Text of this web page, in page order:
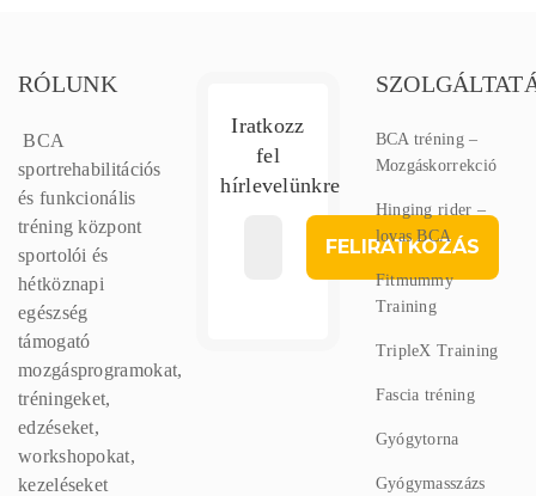
RÓLUNK
BCA
sportrehabilitációs
és funkcionális
tréning központ
sportolói és
hétköznapi
egészség
támogató
mozgásprogramokat,
tréningeket,
edzéseket,
workshopokat,
kezeléseket
Iratkozz
fel
hírlevelünkre
BCA tréning –
Mozgáskorrekció
Hinging rider –
lovas BCA
Fitmummy
Training
TripleX Training
Fascia tréning
Gyógytorna
Gyógymasszázs